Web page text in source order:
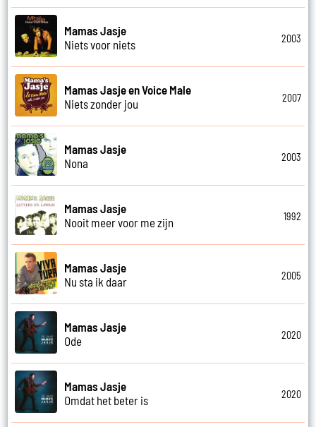
Mamas Jasje
Niets voor niets
2003
Mamas Jasje en Voice Male
Niets zonder jou
2007
Mamas Jasje
Nona
2003
Mamas Jasje
Nooit meer voor me zijn
1992
Mamas Jasje
Nu sta ik daar
2005
Mamas Jasje
Ode
2020
Mamas Jasje
Omdat het beter is
2020